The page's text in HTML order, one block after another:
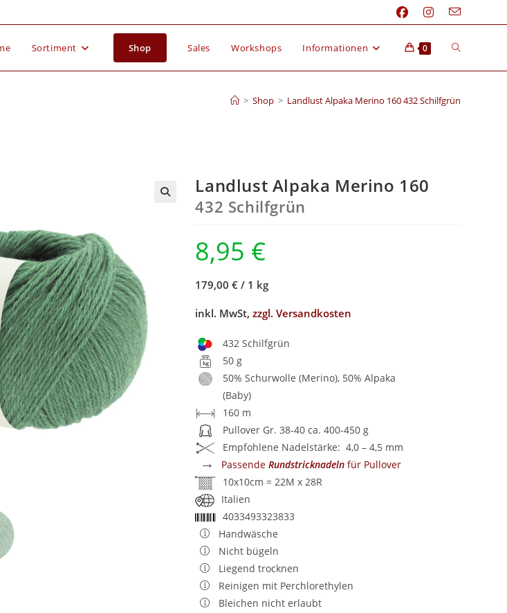
Sortiment Shop Sales Workshops Informationen 0
> Shop > Landlust Alpaka Merino 160 432 Schilfgrün
Landlust Alpaka Merino 160
432 Schilfgrün
8,95 €
179,00 € / 1 kg
inkl. MwSt,zzgl. Versandkosten
432 Schilfgrün
50 g
50% Schurwolle (Merino), 50% Alpaka
(Baby)
160 m
Pullover Gr. 38-40 ca. 400-450 g
Empfohlene Nadelstärke: 4,0 – 4,5 mm
→ PassendeRundstricknadeln für Pullover
10x10cm = 22M x 28R
Italien
4033493323833
Handwäsche
Nicht bügeln
Liegend trocknen
Reinigen mit Perchlorethylen
Bleichen nicht erlaubt